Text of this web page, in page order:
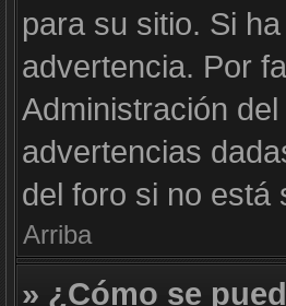
para su sitio. Si
advertencia. Por
Administración
advertencias
del foro si no está
Arriba
» ¿Cómo se